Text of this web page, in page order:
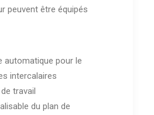
peuvent être équipés
automatique pour le
intercalaires
travail
du plan de